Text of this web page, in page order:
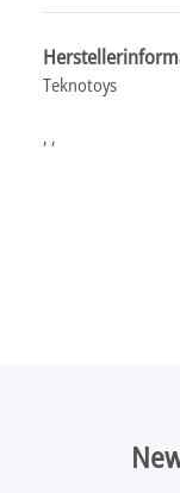
Teknotoys
, ,